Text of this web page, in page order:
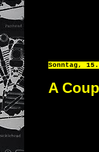
Sonntag,
A